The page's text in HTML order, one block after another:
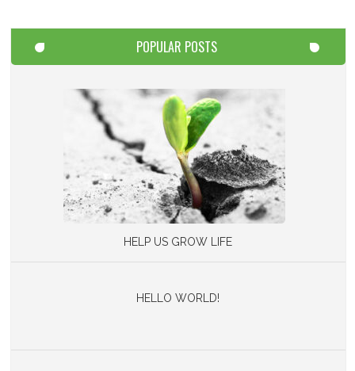
POPULAR POSTS
HELP US GROW LIFE
HELLO WORLD!